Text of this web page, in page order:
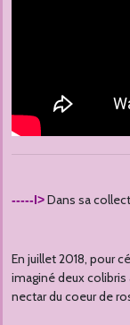
-----l>Dans sa
En juillet 2018, pour
imaginé deux
nectar du coeur de